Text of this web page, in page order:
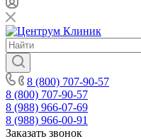
8 (800) 707-90-57
8 (800) 707-90-57
8 (988) 966-07-69
8 (988) 966-00-91
Заказать звонок